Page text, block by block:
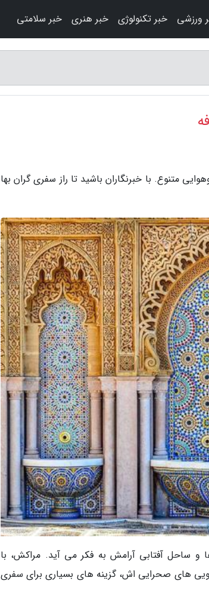
متنوع. با خبرنگاران باشید تا راز سفری گران بها
و ساحل آفتابی آرامش به فکر می آید. مراکش، با
های صحرایی اش، گزینه های بسیاری برای سفری
ورزشی خبر تکنولوژی خبر هنری خبر سلامتی